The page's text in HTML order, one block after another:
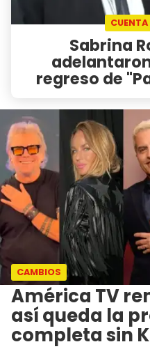
CUENTA
Sabrina
regreso de
CAMBIOS
América TV
así queda la
completa sin